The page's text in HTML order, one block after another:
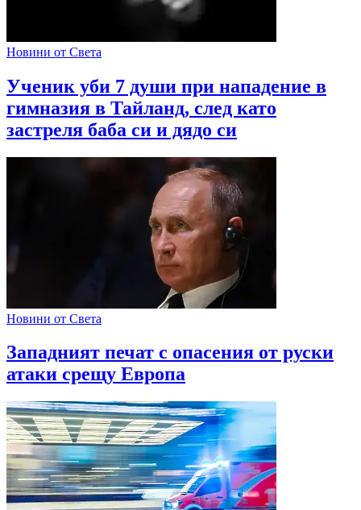
Новини от Света
Ученик уби 7 души при нападение в
гимназия в Тайланд, след като
застреля баба си и дядо си
Новини от Света
Западният печат с опасения от руски
атаки срещу Европа